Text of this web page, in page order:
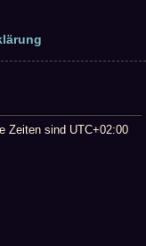
Zeiten sind UTC+02:00